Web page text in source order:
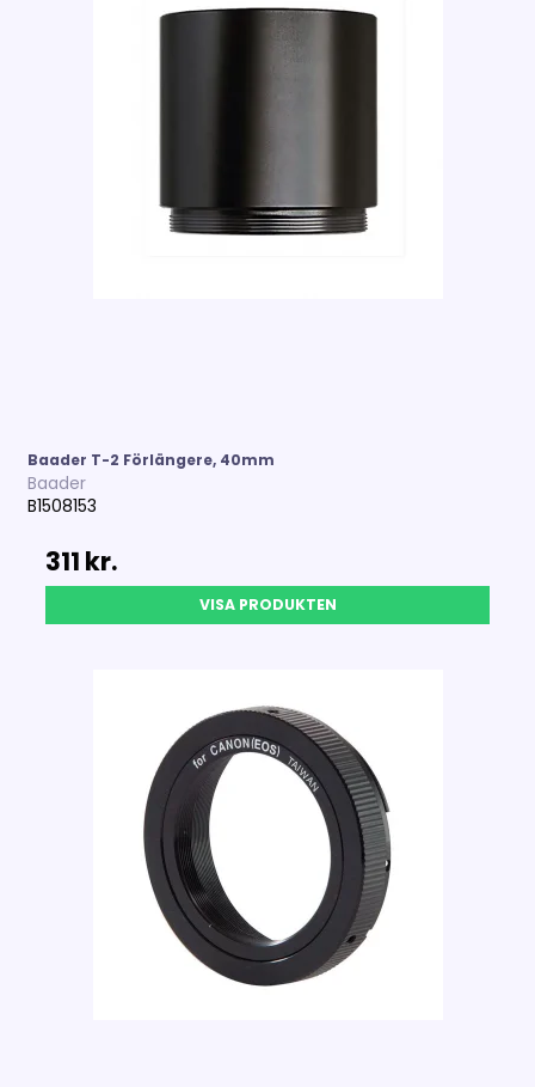
Baader T-2 Förlängere, 40mm
Baader
B1508153
311 kr.
VISA PRODUKTEN